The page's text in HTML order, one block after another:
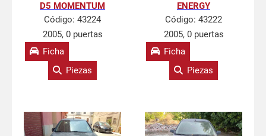
D5 MOMENTUM
Código: 43224
2005, 0 puertas
Ficha
Piezas
ENERGY
Código: 43222
2005, 0 puertas
Ficha
Piezas